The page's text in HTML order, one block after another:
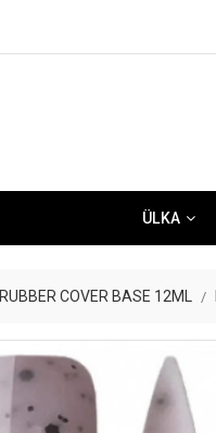
ÜLKA
RUBBER COVER BASE 12ML